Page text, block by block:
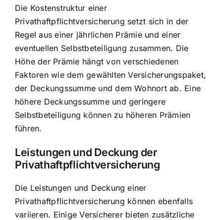
Die Kostenstruktur einer
Privathaftpflichtversicherung setzt sich in der
Regel aus einer jährlichen Prämie und einer
eventuellen Selbstbeteiligung zusammen. Die
Höhe der Prämie hängt von verschiedenen
Faktoren wie dem gewählten Versicherungspaket,
der Deckungssumme und dem Wohnort ab. Eine
höhere Deckungssumme und geringere
Selbstbeteiligung können zu höheren Prämien
führen.
Leistungen und Deckung der
Privathaftpflichtversicherung
Die Leistungen und Deckung einer
Privathaftpflichtversicherung können ebenfalls
variieren. Einige Versicherer bieten zusätzliche